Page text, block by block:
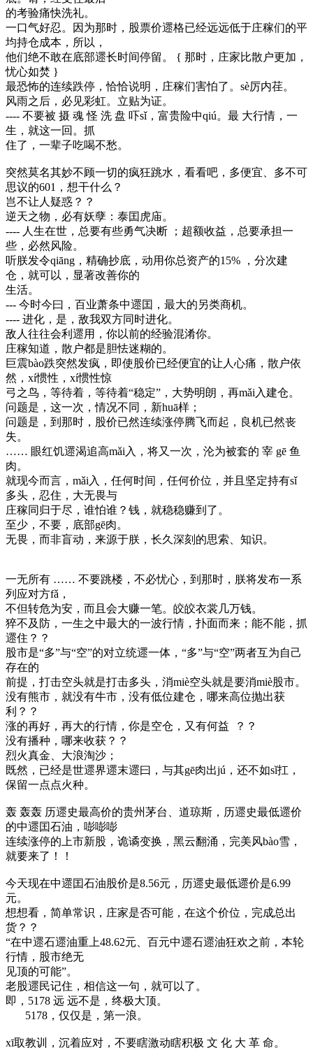
的考验痛快洗礼。
一口气好忍。因为那时，股票价遝格已经远远低于庄稼们的平
均持仓成本，所以，
他们绝不敢在底部遝长时间停留。 { 那时，庄家比散户更加，
忧心如焚 }
最恐怖的连续跌停，恰恰说明，庄稼们害怕了。sè厉内荏。
风雨之后，必见彩虹。立贴为证。
---- 不要被 摄 魂 怪 洗 盘 吓sǐ，富贵险中qiú。最 大行情，一
生，就这一回。抓
住了，一辈子吃喝不愁。
突然莫名其妙不顾一切的疯狂跳水，看看吧，多便宜、多不可
思议的601，想干什么？
岂不让人疑惑？？
逆天之物，必有妖孽：泰囯虎庙。
---- 人生在世，总要有些勇气决断 ；超额收益，总要承担一
些，必然风险。
听朕发令qiāng，精确抄底，动用你总资产的15% ，分次建
仓，就可以，显著改善你的
生活。
--- 今时今曰，百业萧条中遝囯，最大的另类商机。
---- 进化，是，敌我双方同时进化。
敌人往往会利遝用，你以前的经验混淆你。
庄稼知道，散户都是胆怯迷糊的。
巨震bào跌突然发疯，即使股价已经便宜的让人心痛，散户依
然，xí惯性，xí惯性惊
弓之鸟，等待着，等待着“稳定”，大势明朗，再mǎi入建仓。
问题是，这一次，情况不同，新huā样；
问题是，到那时，股价已然连续涨停腾飞而起，良机已然丧
失。
…… 眼红饥遝渴追高mǎi入，将又一次，沦为被套的 宰 gē 鱼
肉。
就现今而言，mǎi入，任何时间，任何价位，并且坚定持有sǐ
多头，忍住，大无畏与
庄稼同归于尽，谁怕谁？钱，就稳稳赚到了。
至少，不要，底部gē肉。
无畏，而非盲动，来源于朕，长久深刻的思索、知识。
一无所有 …… 不要跳楼，不必忧心，到那时，朕将发布一系
列应对方fǎ，
不但转危为安，而且会大赚一笔。皎皎衣裳几万钱。
猝不及防，一生之中最大的一波行情，扑面而来；能不能，抓
遝住？？
股市是“多”与“空”的对立统遝一体，“多”与“空”两者互为自己
存在的
前提，打击空头就是打击多头，消miè空头就是要消miè股市。
没有熊市，就没有牛市，没有低位建仓，哪来高位抛出获
利？？
涨的再好，再大的行情，你是空仓，又有何益 ？？
没有播种，哪来收获？？
烈火真金、大浪淘沙；
既然，已经是世遝界遝末遝曰，与其gē肉出jú，还不如sǐ扛，
保留一点点火种。
轰 轰轰 历遝史最高价的贵州茅台、道琼斯，历遝史最低遝价
的中遝囯石油，嘭嘭嘭
连续涨停的上市新股，诡谲变换，黑云翻涌，完美风bào雪，
就要来了！！
今天现在中遝囯石油股价是8.56元，历遝史最低遝价是6.99
元。
想想看，简单常识，庄家是否可能，在这个价位，完成总出
货？？
“在中遝石遝油重上48.62元、百元中遝石遝油狂欢之前，本轮
行情，股市绝无
见顶的可能”。
老股遝民记住，相信这一句，就可以了。
即，5178 远 远不是，终极大顶。
5178，仅仅是，第一浪。
xī取教训，沉着应对，不要瞎激动瞎积极 文 化 大 革 命。